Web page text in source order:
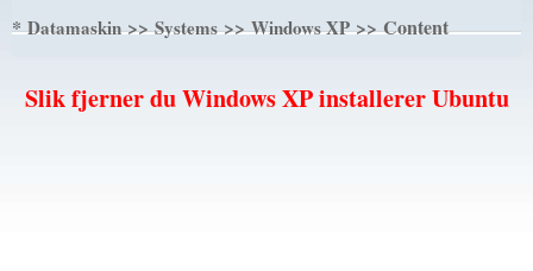
*Datamaskin>>Systems>>Windows XP>> Content
Slik fjerner du Windows XP installerer Ubuntu